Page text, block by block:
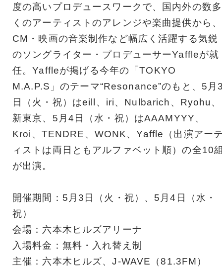
度の高いプロデュースワークで、国内外の数多
くのアーティストのアレンジや楽曲提供から、
CM・映画の音楽制作など幅広く活躍する気鋭
のソングライター・プロデューサーYaffleが就
任。Yaffleが掲げる今年の「TOKYO
M.A.P.S」のテーマ“Resonance”のもと、5月
日（火・祝）はeill、iri、Nulbarich、Ryohu、
新東京、5月4日（水・祝）はAAAMYYY、
Kroi、TENDRE、WONK、Yaffle（出演アー
ィストは両日ともアルファベット順）の全10
が出演。
開催期間：5月3日（火・祝）、5月4日（水・
祝）
会場：六本木ヒルズアリーナ
入場料金：無料・入れ替え制
主催：六本木ヒルズ、J-WAVE（81.3FM）